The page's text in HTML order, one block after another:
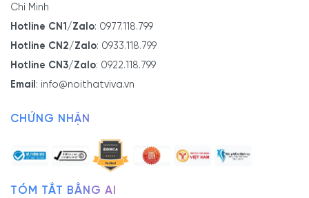
Chí Minh
Hotline CN1/Zalo: 0977.118.799
Hotline CN2/Zalo: 0933.118.799
Hotline CN3/Zalo: 0922.118.799
Email : info@noithatviva.vn
CHỨNG NHẬN
TÓM TẮT BẰNG AI